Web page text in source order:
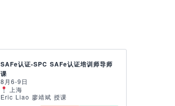
SAFe认证-SPC SAFe认证培训师导师
课
8月6-9日
上海
Eric Liao 廖靖斌 授课